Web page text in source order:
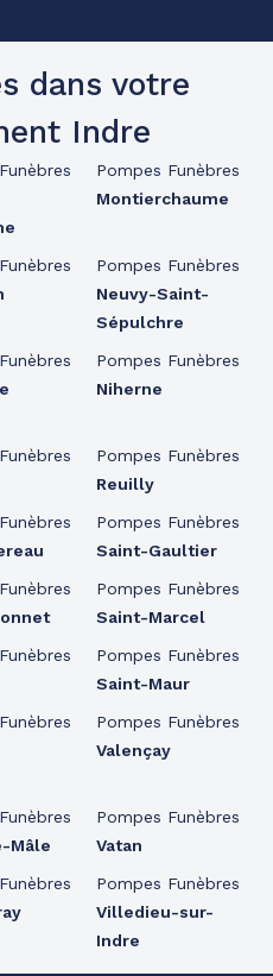
dans votre
Indre
Mâle
Pompes Funèbres
Montierchaume
Pompes Funèbres
Neuvy-Saint-
Sépulchre
Pompes Funèbres
Niherne
Pompes Funèbres
Reuilly
Pompes Funèbres
Saint-Gaultier
Pompes Funèbres
Saint-Marcel
Pompes Funèbres
Saint-Maur
Pompes Funèbres
Valençay
Pompes Funèbres
Vatan
Pompes Funèbres
Villedieu-sur-
Indre